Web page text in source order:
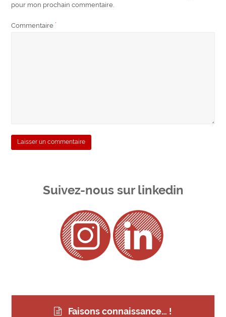
pour mon prochain commentaire.
Commentaire*
Suivez-nous sur linkedin
Faisons connaissance… !